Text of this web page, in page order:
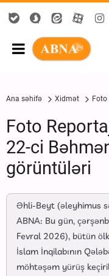
Ana səhifə Xidmət
Foto
22-ci
görüntüləri
Əhli-Beyt (əleyhimus
ABNA: Bu gün,
Fevral 2026), bütün
İslam İnqilabının
möhtəşəm yürüş